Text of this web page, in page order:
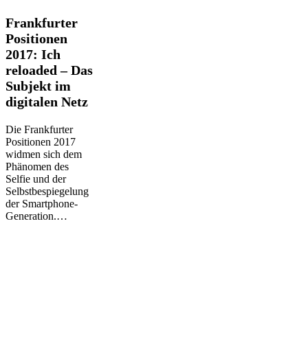
Frankfurter
Positionen
2017:
Ich
reloaded
–
Das
Subjekt
digitalen
Netz
Frankfurter
Positionen
2017: Ich
reloaded – Das
Subjekt im
digitalen Netz
Die Frankfurter
Positionen 2017
widmen sich dem
Phänomen des
Selfie und der
Selbstbespiegelung
der Smartphone-
Generation.…